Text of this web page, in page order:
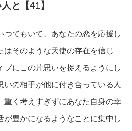
と【41】
でもいて、あなたの恋を応援し
はそのような天使の存在を信じ
にこの片思いを捉えるようにし
いの相手が他に付き合っている人
重く考えすぎずにあなた自身の幸
豊かになるようなことに集中し